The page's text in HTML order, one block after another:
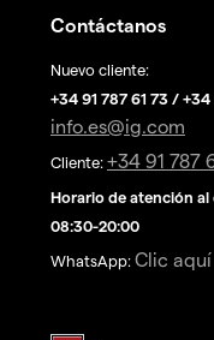
Contáctanos
Nuevo cliente:
+34 91 787 61 73 / +34
info.es@ig.com
Cliente: +34 91 787
Horario de atención al
08:30-20:00
WhatsApp: Clic aquí